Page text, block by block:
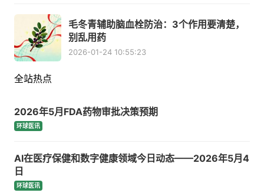
毛冬青辅助脑血栓防治：3个作用要清楚，
别乱用药
2026-01-24 10:55:23
全站热点
2026年5月FDA药物审批决策预期
环球医讯
AI在医疗保健和数字健康领域今日动态——2026年5月4
日
环球医讯